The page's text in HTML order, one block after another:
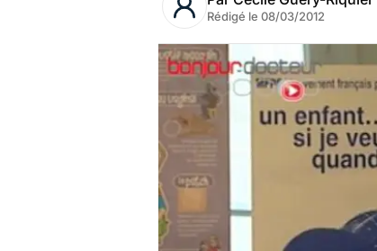
Rédigé le 08/03/2012